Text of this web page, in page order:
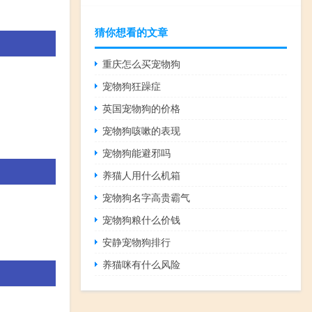
猜你想看的文章
重庆怎么买宠物狗
宠物狗狂躁症
英国宠物狗的价格
宠物狗咳嗽的表现
宠物狗能避邪吗
养猫人用什么机箱
宠物狗名字高贵霸气
宠物狗粮什么价钱
安静宠物狗排行
养猫咪有什么风险